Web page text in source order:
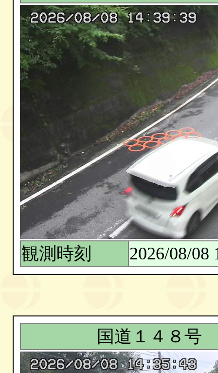
観測時刻 2026/08/08
国道１４８号